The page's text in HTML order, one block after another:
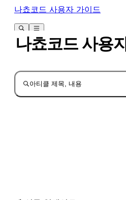
나쵸코드 사용자 가이드
나쵸코드 사용
아티클 제목, 내용